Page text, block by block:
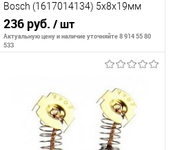
Bosch (1617014134) 5х8х19мм
AUTOSTOP 404-303
236 руб./ шт
Актуальную цену и наличие уточняйте 8 914 55 80
533
Сообщить о наличии
К сравнению